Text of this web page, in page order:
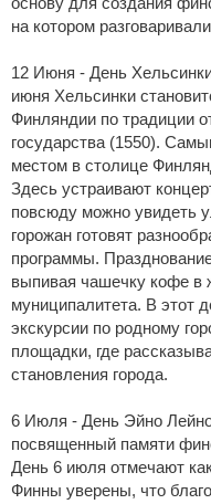
на котором
12 Июня - День
июня Хельсинки
Финляндии по традиции
государства (1550).
местом в столице
Здесь устраивают
повсюду можно увидеть
горожан готовят
программы.
выпивая чашечку кофе в
муниципалитета. В этот
экскурсии по родному
площадки, где
становления города.
6 Июля - День Эйно
посвященный памяти
День 6 июля отмечают
Финны уверены, что